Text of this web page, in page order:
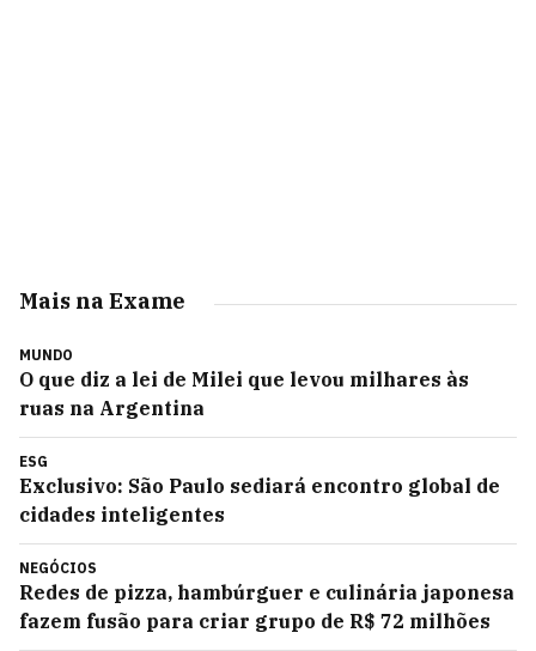
Mais na Exame
MUNDO
O que diz a lei de Milei que levou milhares às
ruas na Argentina
ESG
Exclusivo: São Paulo sediará encontro global de
cidades inteligentes
NEGÓCIOS
Redes de pizza, hambúrguer e culinária japonesa
fazem fusão para criar grupo de R$ 72 milhões